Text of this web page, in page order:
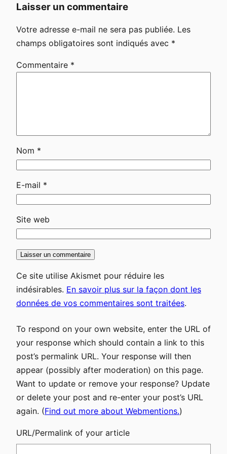
Laisser un commentaire
Votre adresse e-mail ne sera pas publiée. Les
champs obligatoires sont indiqués avec *
Commentaire *
Nom *
E-mail *
Site web
Ce site utilise Akismet pour réduire les
indésirables. En savoir plus sur la façon dont les
données de vos commentaires sont traitées.
To respond on your own website, enter the URL of
your response which should contain a link to this
post’s permalink URL. Your response will then
appear (possibly after moderation) on this page.
Want to update or remove your response? Update
or delete your post and re-enter your post’s URL
again. (Find out more about Webmentions.)
URL/Permalink of your article